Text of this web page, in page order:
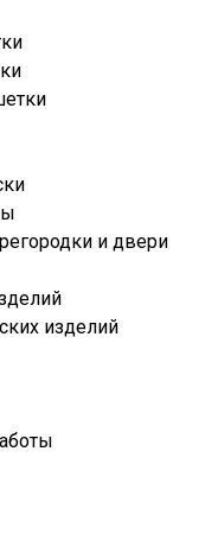
и двери
изделий